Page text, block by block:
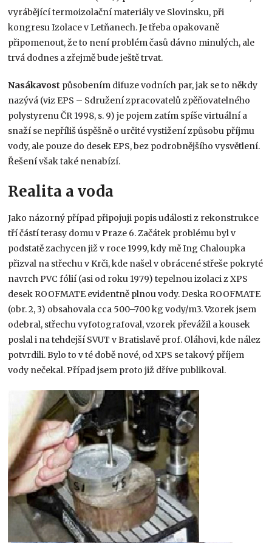
vyrábějící termoizolační materiály ve Slovinsku, při
kongresu Izolace v Letňanech. Je třeba opakovaně
připomenout, že to není problém časů dávno minulých, ale
trvá dodnes a zřejmě bude ještě trvat.
Nasákavost působením difuze vodních par, jak se to někdy
nazývá (viz EPS – Sdružení zpracovatelů zpěňovatelného
polystyrenu ČR 1998, s. 9) je pojem zatím spíše virtuální a
snaží se nepříliš úspěšně o určité vystižení způsobu příjmu
vody, ale pouze do desek EPS, bez podrobnějšího vysvětlení.
Řešení však také nenabízí.
Realita a voda
Jako názorný případ připojuji popis události z rekonstrukce
tří částí terasy domu v Praze 6. Začátek problému byl v
podstatě zachycen již v roce 1999, kdy mě Ing Chaloupka
přizval na střechu v Krči, kde našel v obrácené střeše pokryté
navrch PVC fólií (asi od roku 1979) tepelnou izolaci z XPS
desek ROOFMATE evidentně plnou vody. Deska ROOFMATE
(obr. 2, 3) obsahovala cca 500–700 kg vody/m3. Vzorek jsem
odebral, střechu vyfotografoval, vzorek převážil a kousek
poslal i na tehdejší SVUT v Bratislavě prof. Oláhovi, kde nález
potvrdili. Bylo to v té době nové, od XPS se takový příjem
vody nečekal. Případ jsem proto již dříve publikoval.